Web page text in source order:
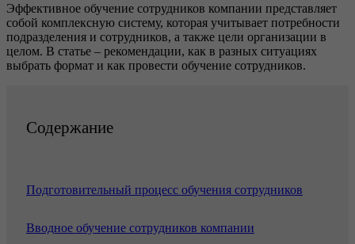
Эффективное обучение сотрудников компании представляет
собой комплексную систему, которая учитывает потребности
подразделения и сотрудников, а также цели организации в
целом. В статье – рекомендации, как в разных ситуациях
выбрать формат и как провести обучение сотрудников.
Содержание
Подготовительный процесс обучения сотрудников
Вводное обучение сотрудников компании